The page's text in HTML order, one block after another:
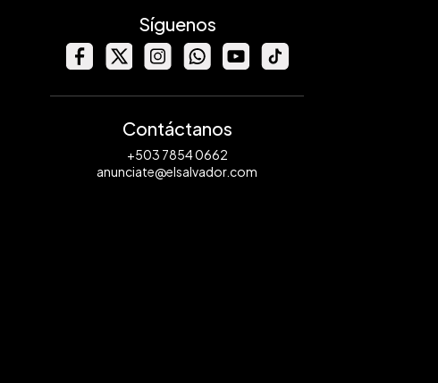
Síguenos
Contáctanos
+503 7854 0662
anunciate@elsalvador.com